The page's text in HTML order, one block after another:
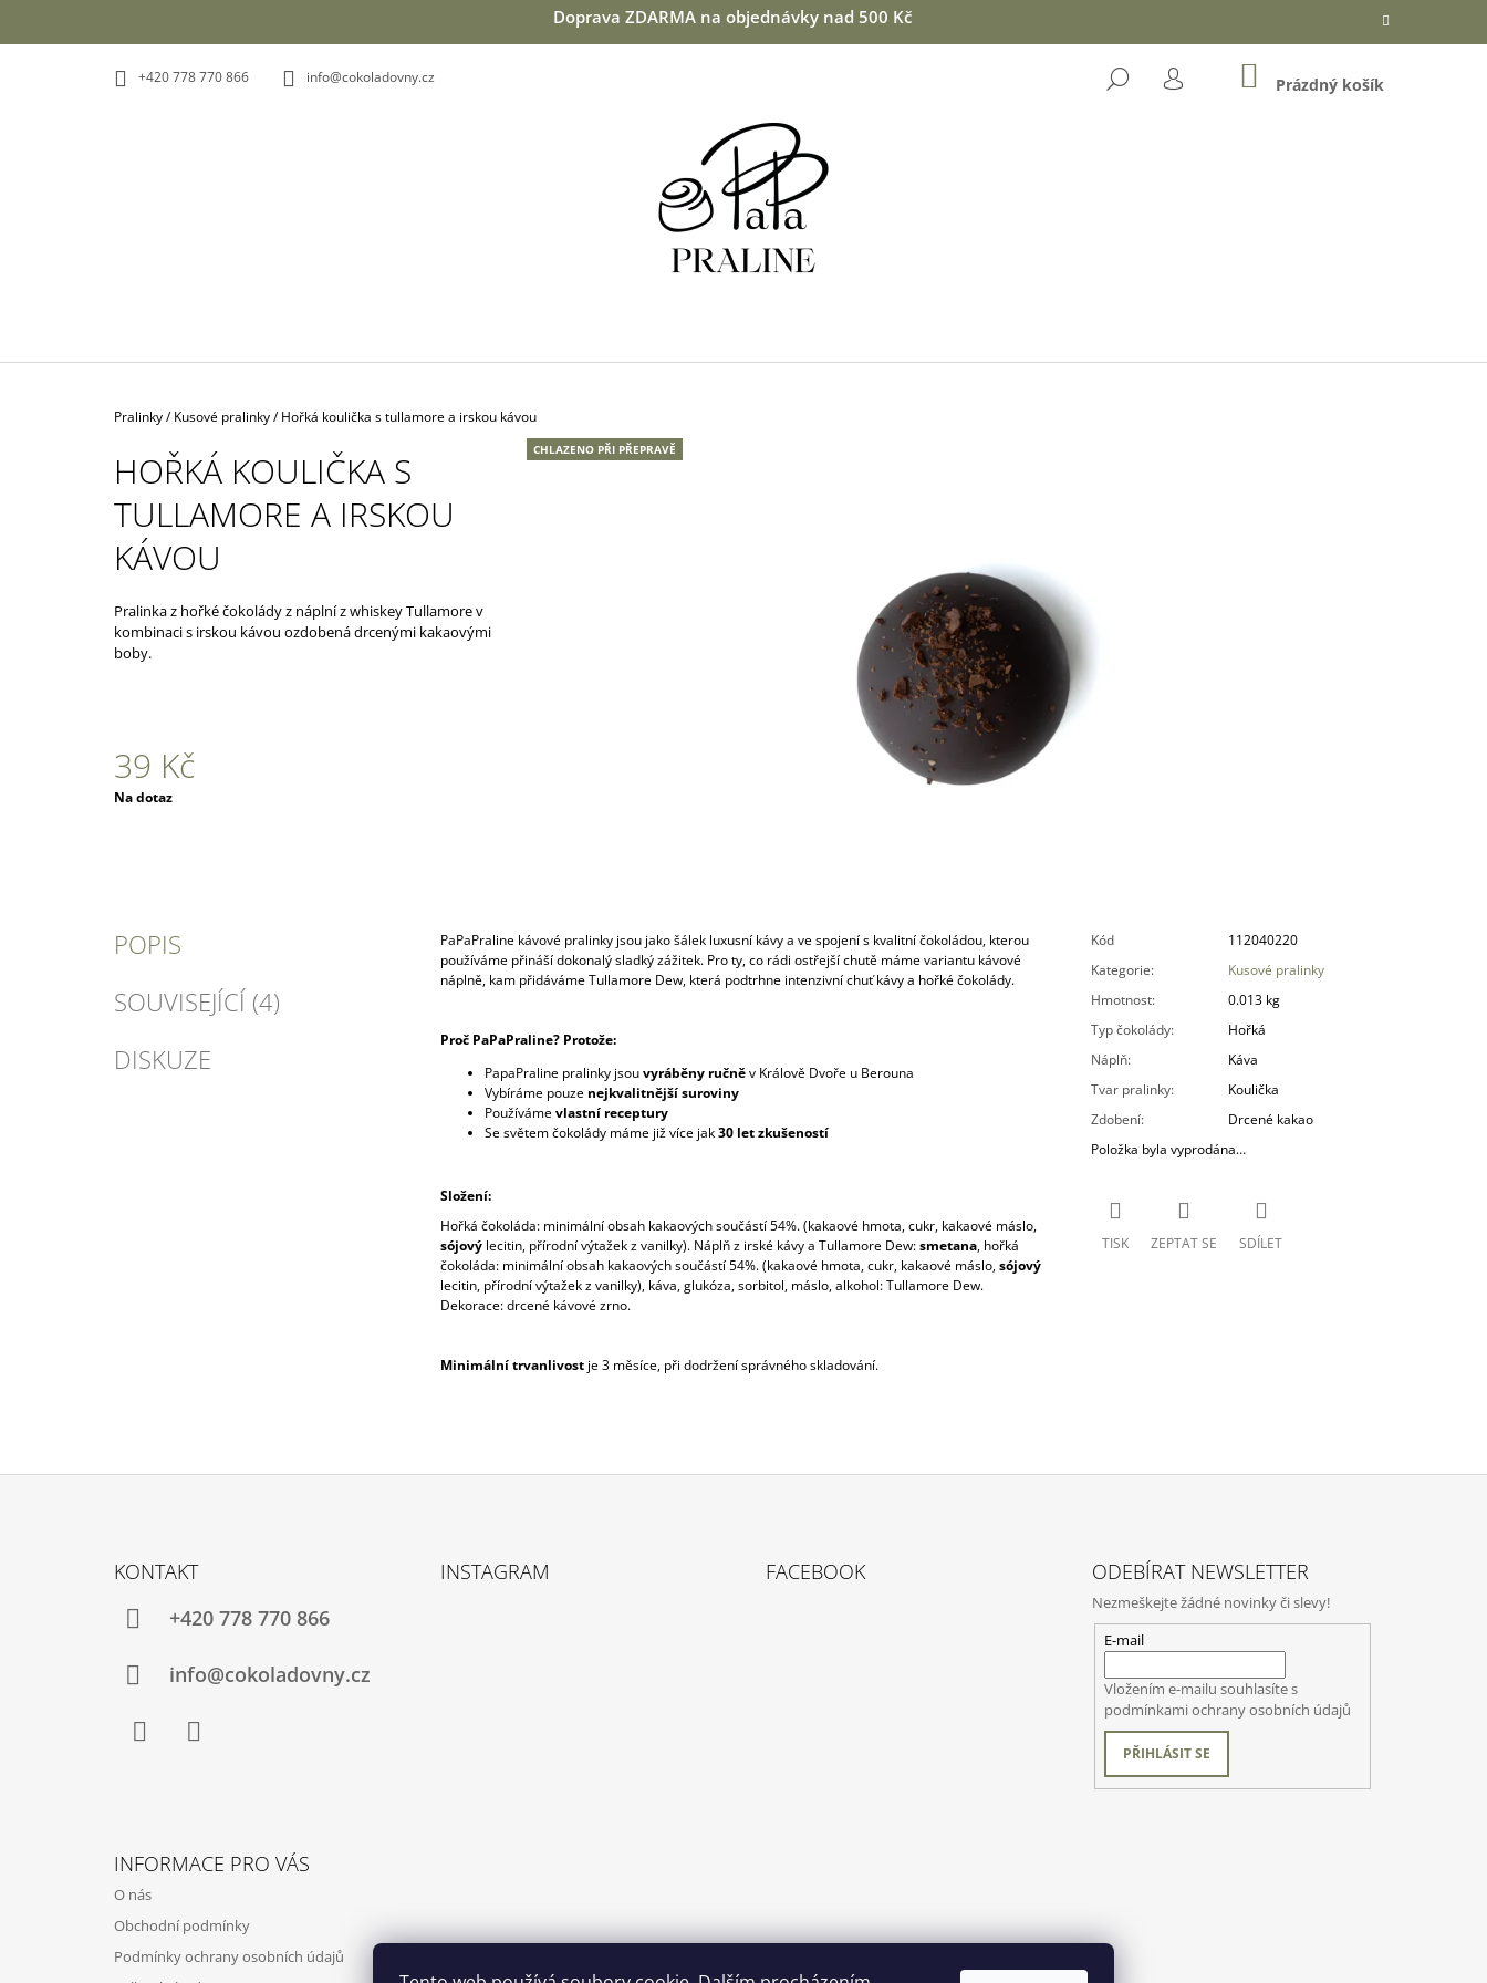
obsah
Doprava ZDARMA na objednávky nad 500 Kč
+420 778 770 866 info@cokoladovny.cz HLEDAT
PŘIHLÁŠENÍ
NÁKUPNÍ
KOŠÍK
Prázdný košík
Domů
Pralinky/ Kusové pralinky/ Hořká koulička s tullamore a irskou kávou
HOŘKÁ KOULIČKA S
TULLAMORE A IRSKOU
KÁVOU
CHLAZENO PŘI PŘEPRAVĚ
Pralinka z hořké čokolády z náplní z whiskey Tullamore v
kombinaci s irskou kávou ozdobená drcenými kakaovými
boby.
39 Kč
Měrná
Na dotaz
POPIS
SOUVISEJÍCÍ (4)
DISKUZE
PaPaPraline kávové pralinky jsou jako šálek luxusní kávy a ve spojení s kvalitní čokoládou, kterou
používáme přináší dokonalý sladký zážitek. Pro ty, co rádi ostřejší chutě máme variantu kávové
náplně, kam přidáváme Tullamore Dew, která podtrhne intenzivní chuť kávy a hořké čokolády.
Proč PaPaPraline? Protože:
PapaPraline pralinky jsouvyráběny ručněv Králově Dvoře u Berouna
Vybíráme pouze nejkvalitnější suroviny
Používámevlastní receptury
Se světem čokolády máme již více jak30 let zkušeností
Složení:
Hořká čokoláda: minimální obsah kakaových součástí 54%. (kakaové hmota, cukr, kakaové máslo,
sójovýlecitin, přírodní výtažek z vanilky). Náplň z irské kávy a Tullamore Dew:smetana, hořká
čokoláda: minimální obsah kakaových součástí 54%. (kakaové hmota, cukr, kakaové máslo,sójový
lecitin, přírodní výtažek z vanilky), káva, glukóza, sorbitol, máslo, alkohol: Tullamore Dew.
Dekorace: drcené kávové zrno.
Minimální trvanlivost je 3měsíce, při dodržení správného skladování.
Kód
112040220
Kategorie:
Kusové pralinky
Hmotnost:
0.013 kg
Typ čokolády:
Hořká
Náplň:
Káva
Tvar pralinky:
Koulička
Zdobení:
Drcené kakao
Položka byla vyprodána…
TISK ZEPTAT SE SDÍLET
O ZPĚT
ZPĚT
CO POTŘEBUJETE NAJÍT?
HLEDAT
SVĚTLÝ LÍSKOOŘÍŠKOVÝ NUGÁT XL 470
G
499 Kč
KONTAKT
+420 778 770 866
info@cokoladovny.cz
INSTAGRAM FACEBOOK ODEBÍRAT NEWSLETTER
Nezmeškejte žádné novinky či slevy!
E-mail
Vložením e-mailu souhlasíte s
podmínkami ochrany osobních údajů
PŘIHLÁSIT SE
INFORMACE PRO VÁS
O nás
Obchodní podmínky
Podmínky ochrany osobních údajů